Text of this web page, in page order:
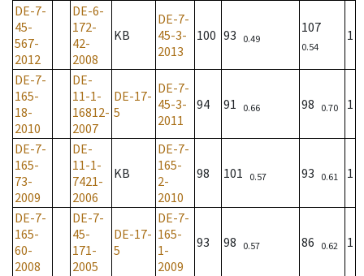
DE-7-
45-
567-
2012
DE-6-
172-
42-
2008
KB
DE-7-
45-3-
2013
100 93 0.49
107
0.54
1
DE-7-
165-
18-
2010
DE-
11-1-
16812-
2007
DE-17-
5
DE-7-
45-3-
2011
94 91 0.66 98 0.70 1
DE-7-
165-
73-
2009
DE-
11-1-
7421-
2006
KB
DE-7-
165-
2-
2010
98 101 0.57 93 0.61 1
DE-7-
165-
60-
2008
DE-7-
45-
171-
2005
DE-17-
5
DE-7-
165-
1-
2009
93 98 0.57 86 0.62 1